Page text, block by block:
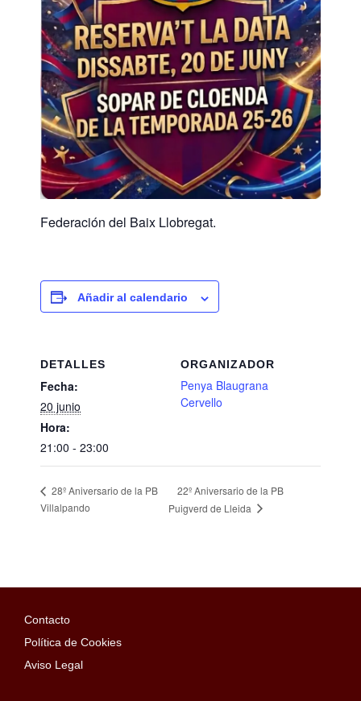
Federación del Baix Llobregat.
Añadir al calendario
DETALLES
Fecha:
20 junio
Hora:
21:00 - 23:00
ORGANIZADOR
Penya Blaugrana
Cervello
28º Aniversario de la PB
Villalpando
22º Aniversario de la PB
Puigverd de Lleida
Contacto
Política de Cookies
Aviso Legal